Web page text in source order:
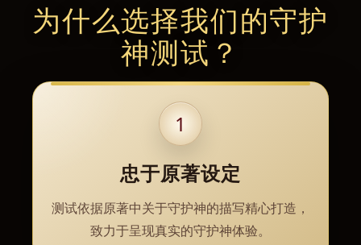
为什么选择我们的守护
神测试？
1
忠于原著设定
测试依据原著中关于守护神的描写精心打造，
致力于呈现真实的守护神体验。